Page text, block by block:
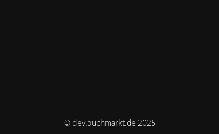
© dev.buchmarkt.de 2025